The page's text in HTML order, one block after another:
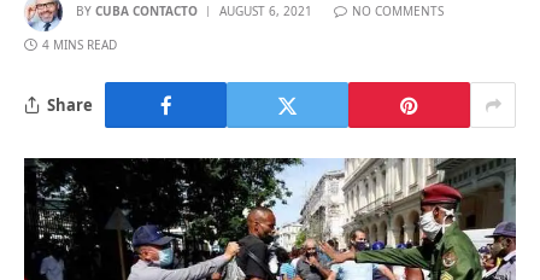
BY CUBA CONTACTO AUGUST 6, 2021 NO COMMENTS
4 MINS READ
Share